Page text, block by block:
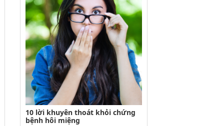
10 lời khuyên thoát khỏi chứng
bệnh hôi miệng